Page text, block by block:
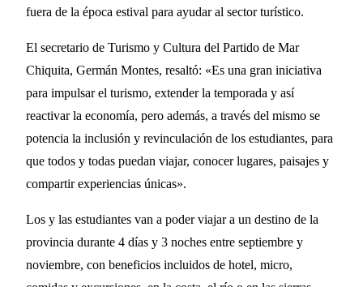
fuera de la época estival para ayudar al sector turístico.
El secretario de Turismo y Cultura del Partido de Mar
Chiquita, Germán Montes, resaltó: «Es una gran iniciativa
para impulsar el turismo, extender la temporada y así
reactivar la economía, pero además, a través del mismo se
potencia la inclusión y revinculación de los estudiantes, para
que todos y todas puedan viajar, conocer lugares, paisajes y
compartir experiencias únicas».
Los y las estudiantes van a poder viajar a un destino de la
provincia durante 4 días y 3 noches entre septiembre y
noviembre, con beneficios incluidos de hotel, micro,